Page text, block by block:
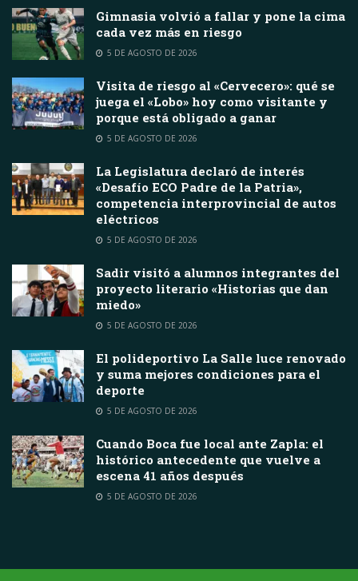
Gimnasia volvió a fallar y pone la cima
cada vez más en riesgo
5 DE AGOSTO DE 2026
Visita de riesgo al «Cervecero»: qué se
juega el «Lobo» hoy como visitante y
porque está obligado a ganar
5 DE AGOSTO DE 2026
La Legislatura declaró de interés
«Desafío ECO Padre de la Patria»,
competencia interprovincial de autos
eléctricos
5 DE AGOSTO DE 2026
Sadir visitó a alumnos integrantes del
proyecto literario «Historias que dan
miedo»
5 DE AGOSTO DE 2026
El polideportivo La Salle luce renovado
y suma mejores condiciones para el
deporte
5 DE AGOSTO DE 2026
Cuando Boca fue local ante Zapla: el
histórico antecedente que vuelve a
escena 41 años después
5 DE AGOSTO DE 2026